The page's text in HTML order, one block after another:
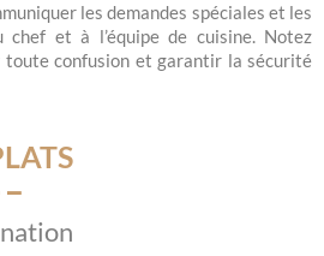
les demandes spéciales et les
chef et à l’équipe de cuisine. Notez
confusion et garantir la sécurité